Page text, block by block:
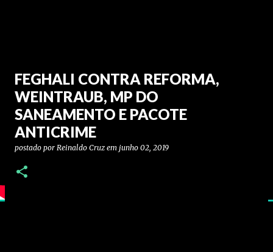
FEGHALI CONTRA REFORMA,
WEINTRAUB, MP DO
SANEAMENTO E PACOTE
ANTICRIME
postado por Reinaldo Cruz em junho 02, 2019